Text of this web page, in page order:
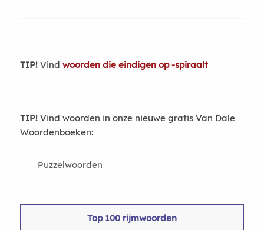
TIP!Vind woorden die eindigen op -spiraalt
TIP!Vind woorden in onze nieuwe gratis Van Dale
Woordenboeken:
Puzzelwoorden
Top 100 rijmwoorden